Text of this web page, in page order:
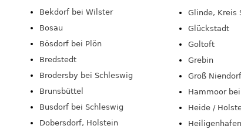
Bekdorf bei Wilster
Bosau
Bösdorf bei Plön
Bredstedt
Brodersby bei Schleswig
Brunsbüttel
Busdorf bei Schleswig
Dobersdorf, Holstein
Glinde, Kreis
Glückstadt
Goltoft
Grebin
Groß
Hammoor
Heide /